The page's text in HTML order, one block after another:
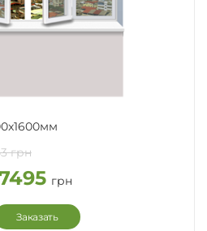
грн
грн
Заказать